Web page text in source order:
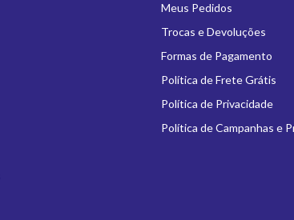
Meus Pedidos
Trocas e Devoluções
Formas de Pagamento
Política de Frete Grátis
Política de Privacidade
Política de Campanhas e